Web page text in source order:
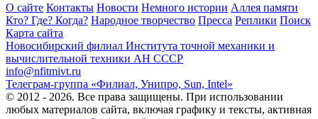
О сайте Контакты Новости Немного истории Аллея памяти
Кто? Где? Когда? Народное творчество Пресса Реплики Поиск
Карта сайта
Новосибирский филиал Института точной механики и
вычислительной техники АН СССР
info@nfitmivt.ru
Телеграм-группа «Филиал, Унипро, Sun, Intel»
© 2012 - 2026. Все права защищены. При использовании
любых материалов сайта, включая графику и тексты, активная